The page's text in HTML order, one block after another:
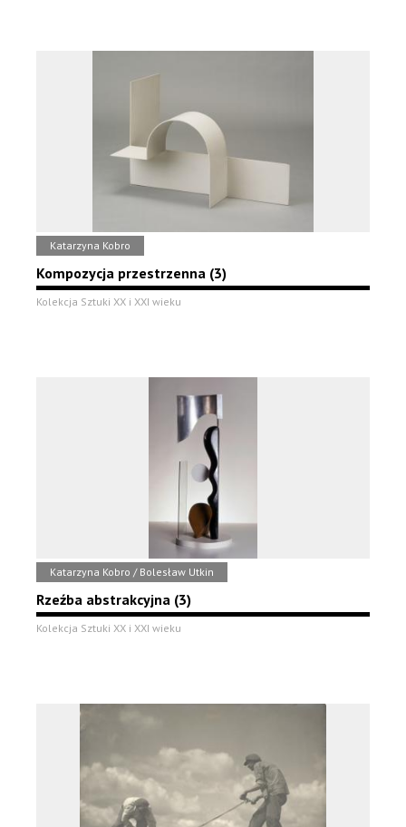
Katarzyna Kobro
Kompozycja przestrzenna (3)
Kolekcja Sztuki XX i XXI wieku
Katarzyna Kobro / Bolesław Utkin
Rzeźba abstrakcyjna (3)
Kolekcja Sztuki XX i XXI wieku